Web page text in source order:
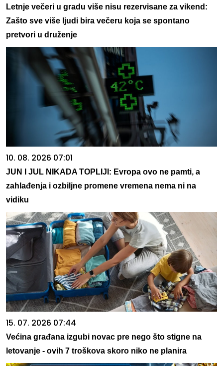
Letnje večeri u gradu više nisu rezervisane za vikend:
Zašto sve više ljudi bira večeru koja se spontano
pretvori u druženje
10. 08. 2026 07:01
JUN I JUL NIKADA TOPLIJI: Evropa ovo ne pamti, a
zahlađenja i ozbiljne promene vremena nema ni na
vidiku
15. 07. 2026 07:44
Većina građana izgubi novac pre nego što stigne na
letovanje - ovih 7 troškova skoro niko ne planira